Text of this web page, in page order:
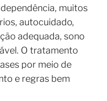
muitos
autocuidado,
adequada, sono
O tratamento
por meio de
e regras bem